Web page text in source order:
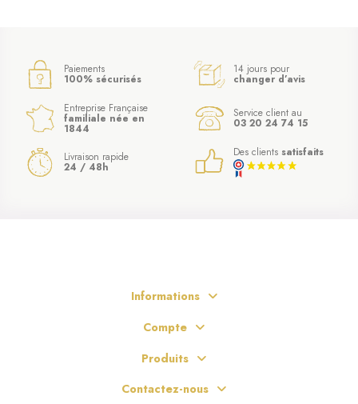
Paiements
100% sécurisés
14 jours pour
changer d’avis
Entreprise Française
familiale née en
1844
Service client au
03 20 24 74 15
Livraison rapide
24 / 48h
Des clients satisfaits
Informations
Compte
Produits
Contactez-nous